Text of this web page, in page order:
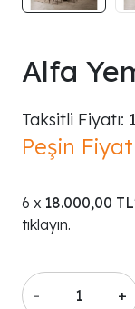
Alfa
Taksitli Fiyatı:
Peşin
18.000,00 TL
tıklayın.
- +